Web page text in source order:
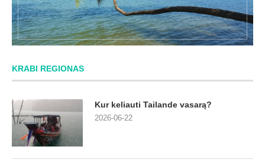
KRABI REGIONAS
Kur keliauti Tailande vasarą?
2026-06-22